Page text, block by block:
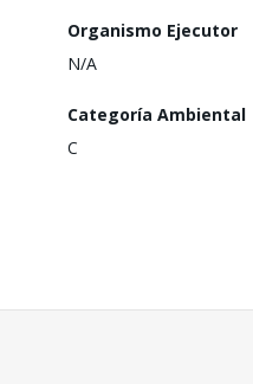
Organismo Ejecutor
N/A
Categoría Ambiental
C